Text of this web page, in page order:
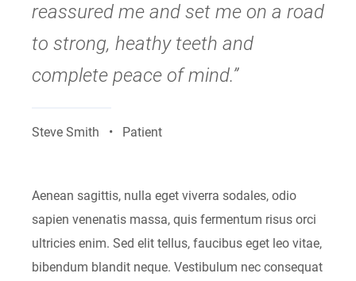
reassured me and set me on a road
to strong, heathy teeth and
complete peace of mind.”
Steve Smith • Patient
Aenean sagittis, nulla eget viverra sodales, odio
sapien venenatis massa, quis fermentum risus orci
ultricies enim. Sed elit tellus, faucibus eget leo vitae,
bibendum blandit neque. Vestibulum nec consequat